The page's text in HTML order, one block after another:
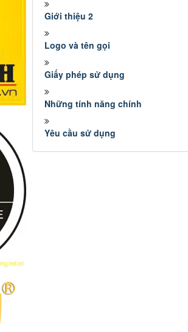
Giới thiệu 2
Logo và tên gọi
Giấy phép sử dụng
Những tính năng chính
Yêu cầu sử dụng